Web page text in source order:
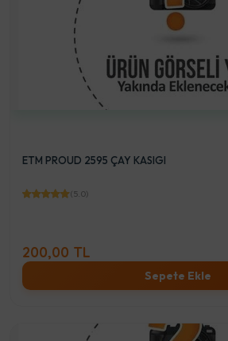
ETM PROUD 2595 ÇAY KASIGI
(5.0)
200,00 TL
Sepete Ekle